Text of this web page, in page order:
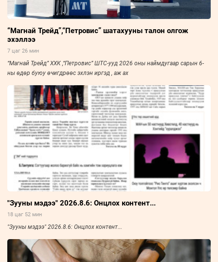
“Магнай Трейд”,“Петровис” шатахууны талон олгож
эхэллээ
7 цаг 26 мин
“Магнай Трейд” ХХК ,“Петровис” ШТС-ууд 2026 оны наймдугаар сарын 6-
ны өдөр буюу өчигдрөөс эхлэн иргэд , аж ах
"Зууны мэдээ" 2026.8.6: Онцлох контент...
18 цаг 52 мин
"Зууны мэдээ" 2026.8.6: Онцлох контент...